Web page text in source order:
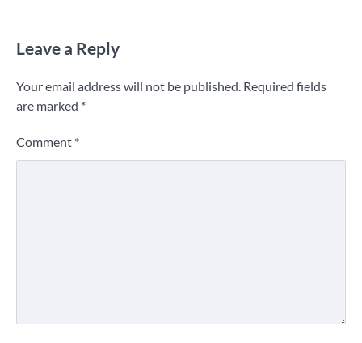
Leave a Reply
Your email address will not be published. Required fields
are marked *
Comment *